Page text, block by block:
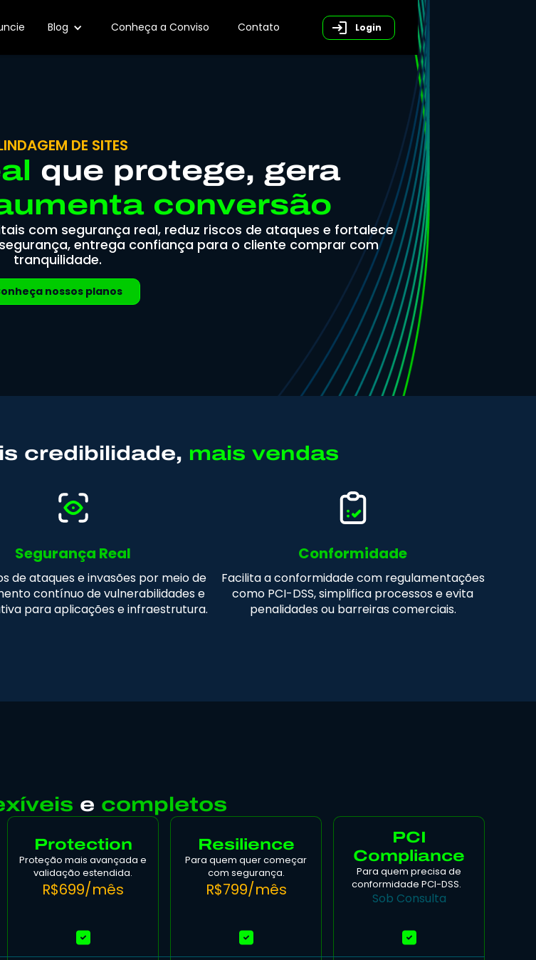
Blog Conheça a Conviso Contato Login
DE SITES
que protege, gera
conversão
com segurança real, reduz riscos de ataques e fortalece
entrega confiança para o cliente comprar com
tranquilidade.
nossos planos
credibilidade, mais vendas
Segurança Real
de ataques e invasões por meio de
contínuo de vulnerabilidades e
para aplicações e infraestrutura.
Conformidade
Facilita a conformidade com regulamentações
como PCI-DSS, simplifica processos e evita
penalidades ou barreiras comerciais.
e completos
Protection
Proteção mais avançada e
validação estendida.
R$699/mês
Resilience
Para quem quer começar
com segurança.
R$799/mês
PCI
Compliance
Para quem precisa de
conformidade PCI-DSS.
Sob Consulta